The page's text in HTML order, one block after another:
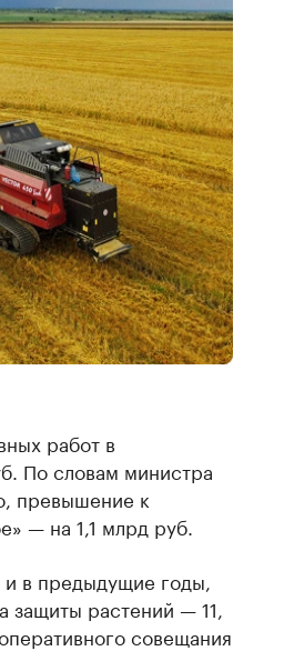
работ в
По словам министра
превышение к
— на 1,1 млрд руб.
и в предыдущие годы,
защиты растений — 11,
совещания